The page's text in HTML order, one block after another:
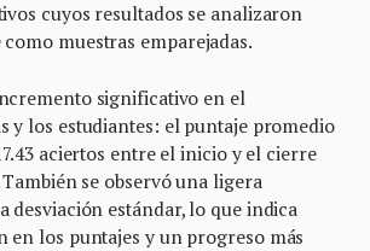
cuyos resultados se analizaron
muestras emparejadas.
significativo en el
y los estudiantes: el puntaje promedio
aciertos entre el inicio y el cierre
se observó una ligera
desviación estándar, lo que indica
en los puntajes y un progreso más